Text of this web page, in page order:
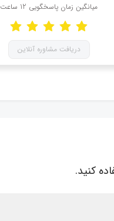
میانگین زمان پاسخگویی 12 ساعت
دریافت مشاوره آنلاین
کنید.